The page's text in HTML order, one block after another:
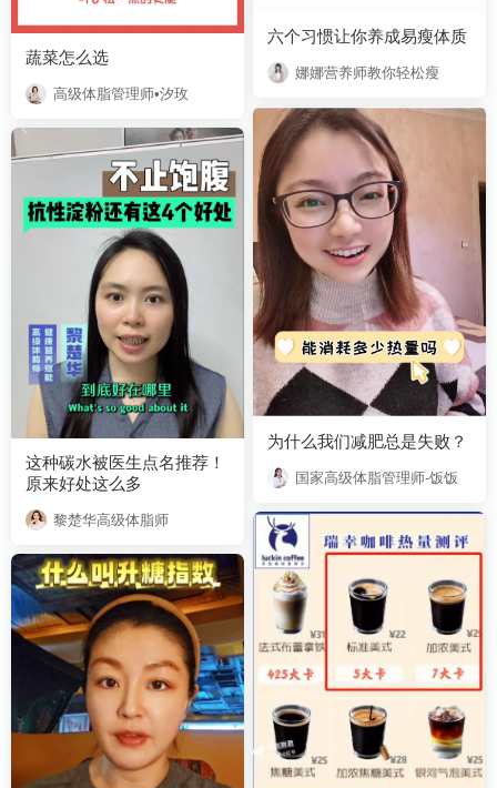
六个习惯让你养成易瘦体质
娜娜营养师教你轻松瘦
蔬菜怎么选
高级体脂管理师•汐玫
为什么我们减肥总是失败？
国家高级体脂管理师-饭饭
原来好处这么多
黎楚华高级体脂师